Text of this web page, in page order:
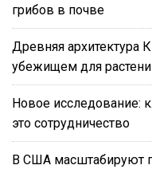
грибов в почве
Древняя архитектура
убежищем для
Новое исследование:
это сотрудничество
В США масштабируют